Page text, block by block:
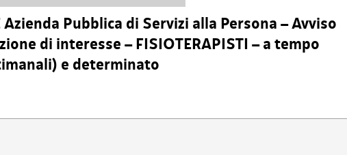
Azienda Pubblica di Servizi alla Persona – Avviso
di interesse – FISIOTERAPISTI – a tempo
e determinato